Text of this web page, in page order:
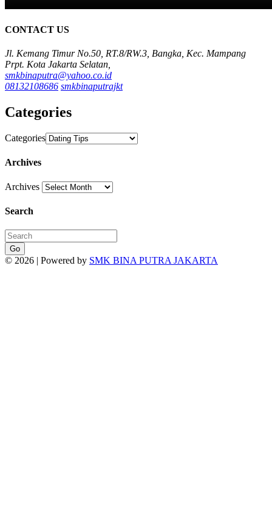
CONTACT US
Jl. Kemang Timur No.50, RT.8/RW.3, Bangka, Kec. Mampang
Prpt. Kota Jakarta Selatan,
smkbinaputra@yahoo.co.id
08132108686 smkbinaputrajkt
Categories
Categories
Archives
Archives
Search
Go
© 2026 | Powered by SMK BINA PUTRA JAKARTA